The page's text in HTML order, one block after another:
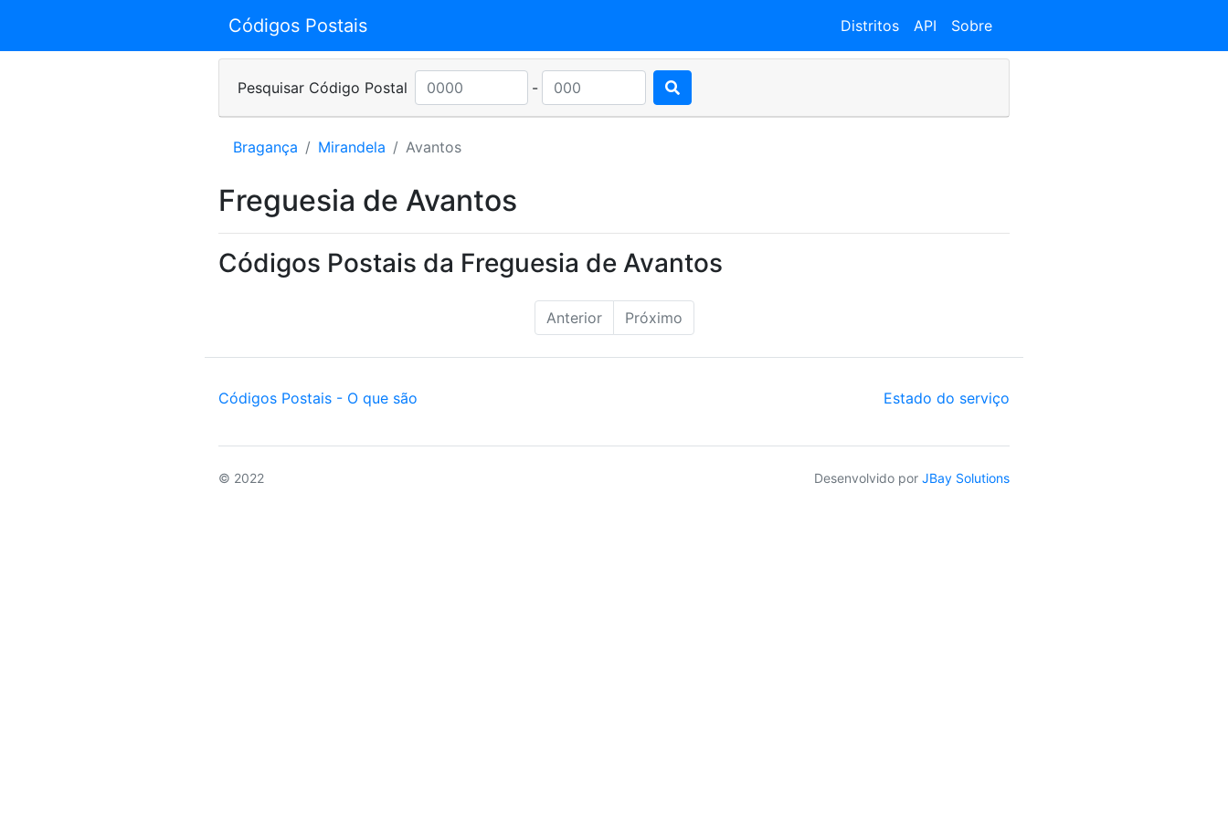
Códigos Postais Distritos API Sobre
Pesquisar Código Postal -
Bragança Mirandela Avantos
Freguesia de Avantos
Códigos Postais da Freguesia de Avantos
Anterior Próximo
Códigos Postais - O que são Estado do serviço
© 2022 Desenvolvido por JBay Solutions